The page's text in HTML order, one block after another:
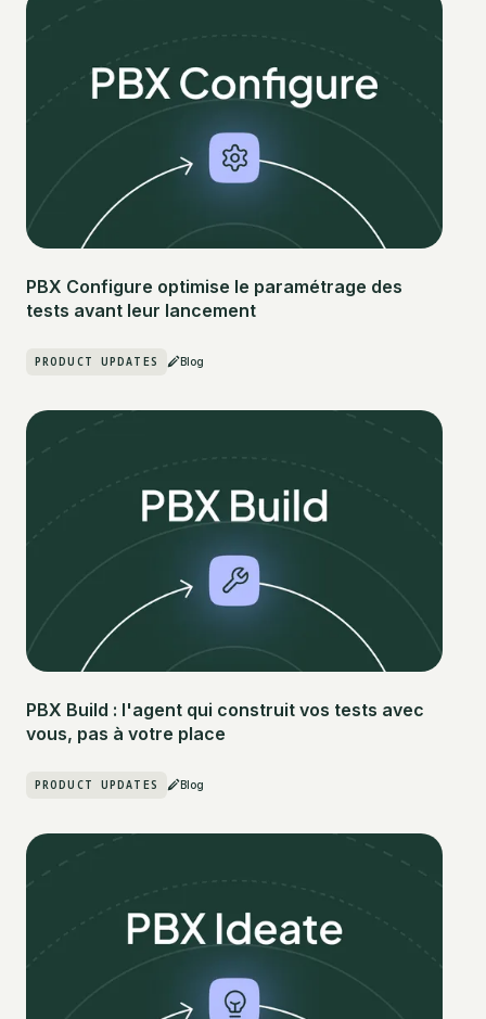
PBX Configure optimise le paramétrage des
tests avant leur lancement
PRODUCT UPDATES Blog
PBX Build : l'agent qui construit vos tests avec
vous, pas à votre place
PRODUCT UPDATES Blog